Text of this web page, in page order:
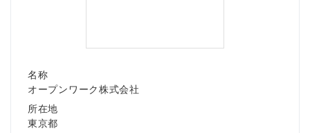
名称
オープンワーク株式会社
所在地
東京都